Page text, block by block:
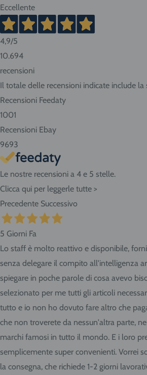
vanno dai 2 ai 10 giorni lavorativi. Tempi
Italia, tempi più lunghi per Sud e isole.
Consigliamo sempre di contattarci
prenotazione per conoscere in anticipo i
Se abiti nella nostra zona ritira i prodotti
presso il negozio! Seleziona "Ritiro" al
checkout dell'ordine e vieni in Via
San Giorgio di Nogaro (UD) 33058.
Eccellente
4,9/5
10.694
recensioni
Il totale delle recensioni indicate include la
Recensioni Feedaty
1001
Recensioni Ebay
9693
Le nostre recensioni a 4 e 5 stelle.
Clicca qui per leggerle tutte >
Precedente Successivo
5 Giorni Fa
Lo staff è molto reattivo e disponibile,
senza delegare il compito all'intelligenza
spiegare in poche parole di cosa avevo
selezionato per me tutti gli articoli
tutto e io non ho dovuto fare altro che
che non troverete da nessun'altra parte,
marchi famosi in tutto il mondo. E i loro
semplicemente super convenienti. Vorrei
la consegna, che richiede 1-2 giorni